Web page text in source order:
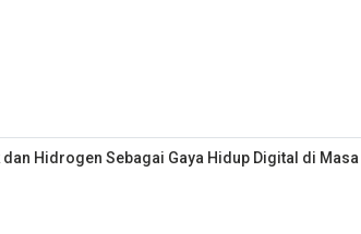
Hidrogen Sebagai Gaya Hidup Digital di Masa